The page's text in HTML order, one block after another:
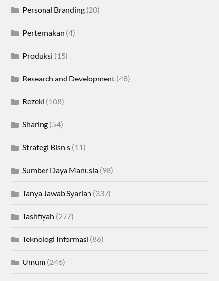
Personal Branding (20)
Perternakan (4)
Produksi (15)
Research and Development (48)
Rezeki (108)
Sharing (54)
Strategi Bisnis (11)
Sumber Daya Manusia (98)
Tanya Jawab Syariah (337)
Tashfiyah (277)
Teknologi Informasi (86)
Umum (246)